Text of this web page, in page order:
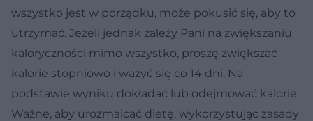
wszystko jest w porządku, może pokusić się, aby to
utrzymać. Jeżeli jednak zależy Pani na zwiększaniu
kaloryczności mimo wszystko, proszę zwiększać
kalorie stopniowo i ważyć się co 14 dni. Na
podstawie wyniku dokładać lub odejmować kalorie.
Ważne, aby urozmaicać dietę, wykorzystując zasady